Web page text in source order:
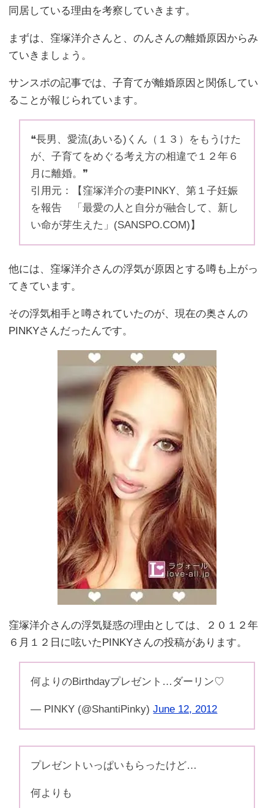
同居している理由を考察していきます。
まずは、窪塚洋介さんと、のんさんの離婚原因からみ
ていきましょう。
サンスポの記事では、子育てが離婚原因と関係してい
ることが報じられています。
❝長男、愛流(あいる)くん（１３）をもうけた
が、子育てをめぐる考え方の相違で１２年６
月に離婚。❞
引用元：【窪塚洋介の妻PINKY、第１子妊娠
を報告 「最愛の人と自分が融合して、新し
い命が芽生えた」(SANSPO.COM)】
他には、窪塚洋介さんの浮気が原因とする噂も上がっ
てきています。
その浮気相手と噂されていたのが、現在の奥さんの
PINKYさんだったんです。
窪塚洋介さんの浮気疑惑の理由としては、２０１２年
６月１２日に呟いたPINKYさんの投稿があります。
何よりのBirthdayプレゼント…ダーリン♡
— PINKY (@ShantiPinky)June 12, 2012
プレゼントいっぱいもらったけど…
何よりも